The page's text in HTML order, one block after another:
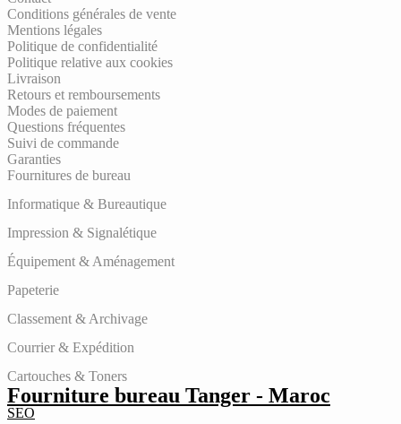
Conditions générales de vente
Mentions légales
Politique de confidentialité
Politique relative aux cookies
Livraison
Retours et remboursements
Modes de paiement
Questions fréquentes
Suivi de commande
Garanties
Fournitures de bureau
Informatique & Bureautique
Impression & Signalétique
Équipement & Aménagement
Papeterie
Classement & Archivage
Courrier & Expédition
Cartouches & Toners
Fourniture bureau Tanger - Maroc
SEO